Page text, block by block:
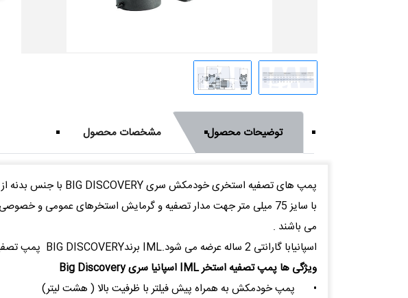
توضیحات محصول مشخصات محصول
می باشند .
اسپانیابا گارانتی 2 ساله عرضه می شود.IML برندBIG DISCOVERY پمپ تصفیه استخرسری
ویژگی ها پمپ تصفیه استخر IML اسپانیا سری Big Discovery
•
پمپ خودمکش به همراه پیش فیلتر با ظرفیت بالا ( هشت لیتر)